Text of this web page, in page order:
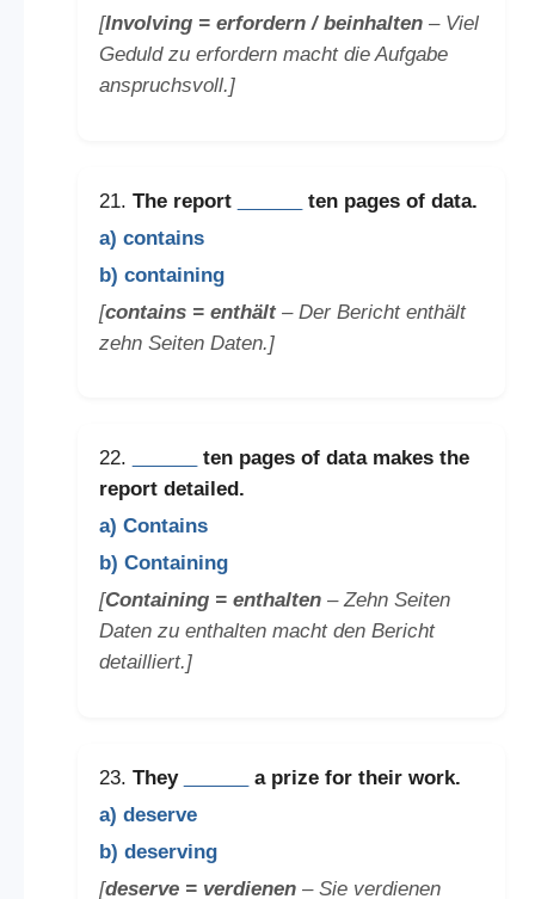
[Involving = erfordern / beinhalten– Viel
Geduld zu erfordern macht die Aufgabe
anspruchsvoll.]
21. The report
ten pages of data.
a) contains
b) containing
[contains = enthält– Der Bericht enthält
zehn Seiten Daten.]
22.
ten pages of data makes the
report detailed.
a) Contains
b) Containing
[Containing = enthalten– Zehn Seiten
Daten zu enthalten macht den Bericht
detailliert.]
23. They
a prize for their work.
a) deserve
b) deserving
[deserve = verdienen– Sie verdienen